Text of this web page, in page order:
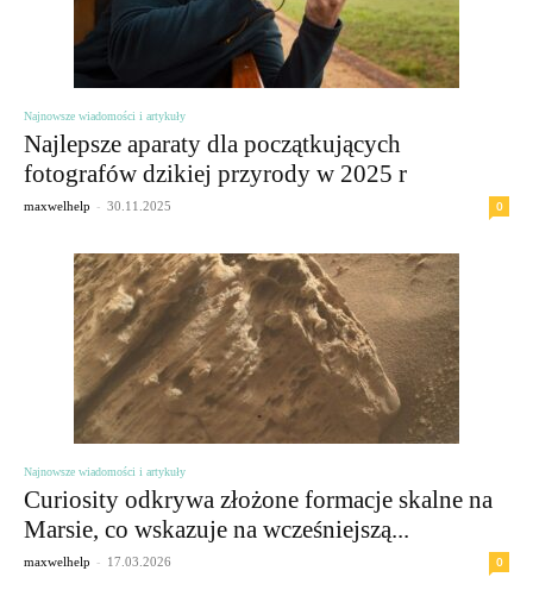
Najnowsze wiadomości i artykuły
Najlepsze aparaty dla początkujących
fotografów dzikiej przyrody w 2025 r
maxwelhelp - 30.11.2025 0
Najnowsze wiadomości i artykuły
Curiosity odkrywa złożone formacje skalne na
Marsie, co wskazuje na wcześniejszą...
maxwelhelp - 17.03.2026 0